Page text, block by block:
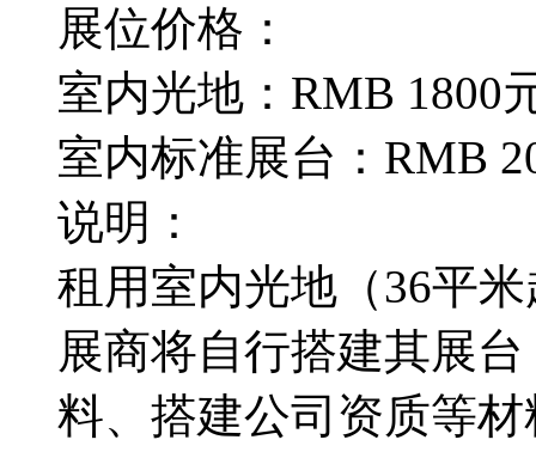
展位价格：
室内光地：RMB 1800
室内标准展台：RMB
说明：
租用室内光地（36平
展商将自行搭建其展
料、搭建公司资质等